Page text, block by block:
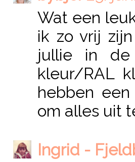
Wat een
ik zo vrij
jullie in de
kleur/RAL
hebben
om alles uit
Ingrid -